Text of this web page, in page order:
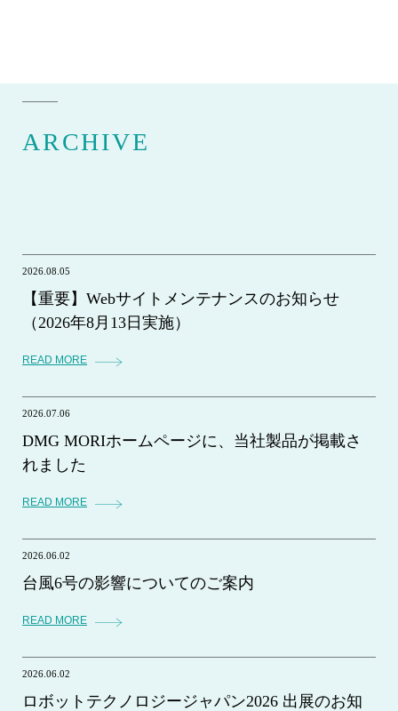
ARCHIVE
2026.08.05
【重要】Webサイトメンテナンスのお知らせ
（2026年8月13日実施）
READ MORE
2026.07.06
DMG MORIホームページに、当社製品が掲載さ
れました
READ MORE
2026.06.02
台風6号の影響についてのご案内
READ MORE
2026.06.02
ロボットテクノロジージャパン2026 出展のお知